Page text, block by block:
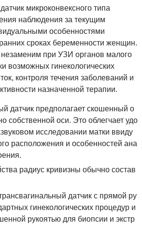
микроконвексного типа
наблюдения за текущим
особенностями
сроках беременности женщин.
незаменим при УЗИ органов малого
возможных гинекологических
контроля течения заболеваний и
назначенной терапии.
датчик предполагает скошенный о
собственной оси. Это облегчает удо
исследовании матки ввиду
расположения и особенностей ана
радиус кривизны обычно состав
датчик с прямой ру
гинекологических процедур и
рукоятью для биопсии и экстр